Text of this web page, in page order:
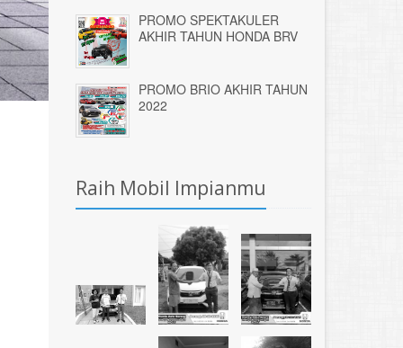
PROMO SPEKTAKULER
AKHIR TAHUN HONDA BRV
PROMO BRIO AKHIR TAHUN
2022
Raih Mobil Impianmu